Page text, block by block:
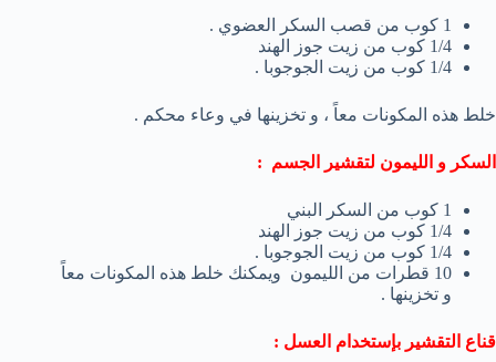
1 كوب من قصب السكر العضوي .
1/4 كوب من زيت جوز الهند
1/4 كوب من زيت الجوجوبا .
خلط هذه المكونات معاً ، و تخزينها في وعاء محكم .
السكر و الليمون لتقشير الجسم :
1 كوب من السكر البني
1/4 كوب من زيت جوز الهند
1/4 كوب من زيت الجوجوبا .
10 قطرات من الليمون ويمكنك خلط هذه المكونات معاً
و تخزينها .
قناع التقشير بإستخدام العسل :